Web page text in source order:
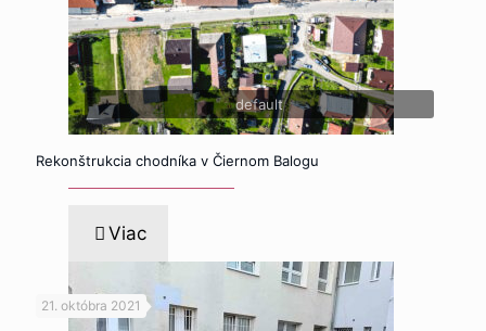
default
Rekonštrukcia chodníka v Čiernom Balogu
Viac
21. októbra 2021